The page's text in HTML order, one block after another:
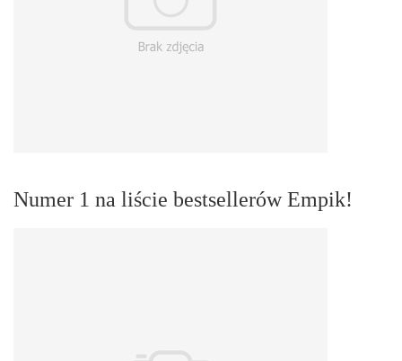
Numer 1 na liście bestsellerów Empik!